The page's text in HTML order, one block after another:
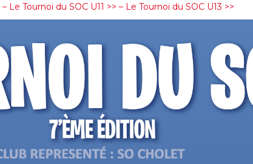
– Le Tournoi du SOC U11 >> – Le Tournoi du SOC U13 >>